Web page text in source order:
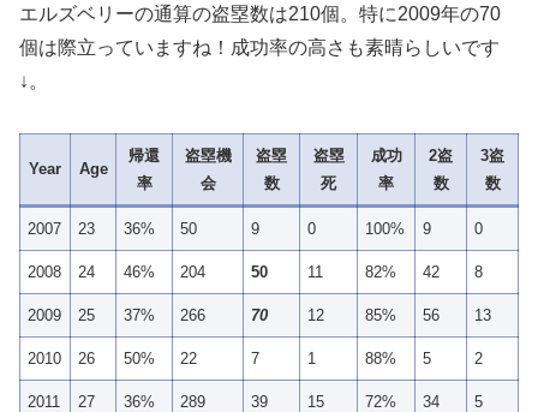
エルズベリーの通算の盗塁数は210個。特に2009年の70
個は際立っていますね！成功率の高さも素晴らしいです
↓。
Year Age
帰還
率
盗塁機
会
盗塁
数
盗塁
死
成功
率
2盗
数
3盗
数
2007 23 36% 50 9 0 100% 9 0
2008 24 46% 204 50 11 82% 42 8
2009 25 37% 266 70 12 85% 56 13
2010 26 50% 22 7 1 88% 5 2
2011 27 36% 289 39 15 72% 34 5